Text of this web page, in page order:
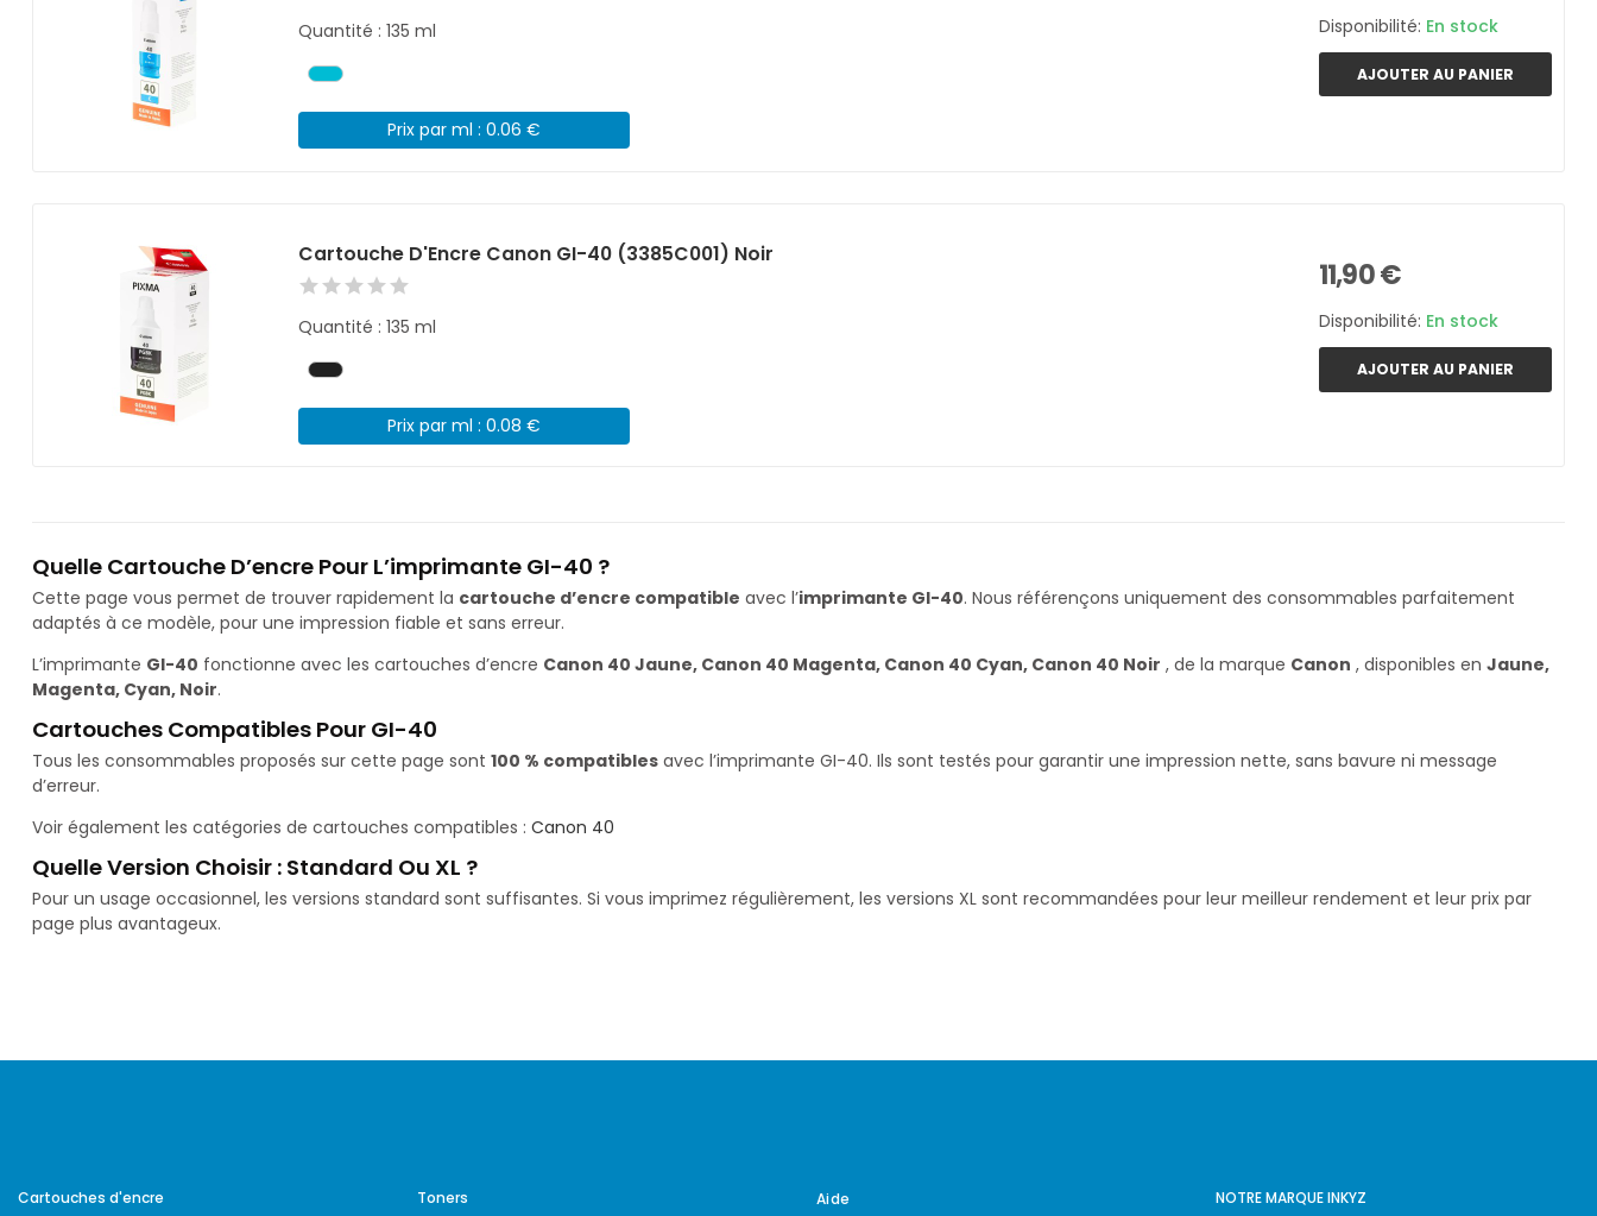
Quantité : 135 ml
Prix par ml : 0.06 €
Disponibilité: En stock
AJOUTER AU PANIER
Cartouche D'Encre Canon GI-40 (3385C001) Noir
Quantité : 135 ml
Prix par ml : 0.08 €
11,90 €
Disponibilité: En stock
AJOUTER AU PANIER
Quelle Cartouche D’encre Pour L’imprimante GI-40 ?
Cette page vous permet de trouver rapidement la cartouche d’encre compatible avec l’imprimante GI-40. Nous référençons uniquement des consommables parfaitement
adaptés à ce modèle, pour une impression fiable et sans erreur.
L’imprimante GI-40 fonctionne avec les cartouches d’encre Canon 40 Jaune, Canon 40 Magenta, Canon 40 Cyan, Canon 40 Noir , de la marque Canon , disponibles en Jaune,
Magenta, Cyan, Noir.
Cartouches Compatibles Pour GI-40
Tous les consommables proposés sur cette page sont 100 % compatibles avec l’imprimante GI-40. Ils sont testés pour garantir une impression nette, sans bavure ni message
d’erreur.
Voir également les catégories de cartouches compatibles : Canon 40
Quelle Version Choisir : Standard Ou XL ?
Pour un usage occasionnel, les versions standard sont suffisantes. Si vous imprimez régulièrement, les versions XL sont recommandées pour leur meilleur rendement et leur prix par
page plus avantageux.
Cartouches d'encre Toners Aide NOTRE MARQUE INKYZ